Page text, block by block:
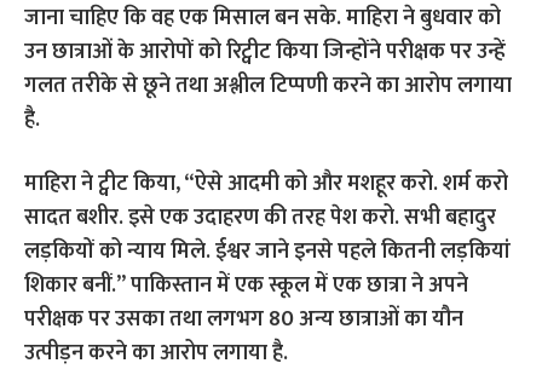
जाना चाहिए कि वह एक मिसाल बन सके. माहिरा ने बुधवार को
उन छात्राओं के आरोपों को रिट्वीट किया जिन्होंने परीक्षक पर उन्हें
गलत तरीके से छूने तथा अश्लील टिप्पणी करने का आरोप लगाया
है.
माहिरा ने ट्वीट किया, “ऐसे आदमी को और मशहूर करो. शर्म करो
सादत बशीर. इसे एक उदाहरण की तरह पेश करो. सभी बहादुर
लड़कियों को न्याय मिले. ईश्वर जाने इनसे पहले कितनी लड़कियां
शिकार बनीं.”पाकिस्तान में एक स्कूल में एक छात्रा ने अपने
परीक्षक पर उसका तथा लगभग 80 अन्य छात्राओं का यौन
उत्पीड़न करने का आरोप लगाया है.